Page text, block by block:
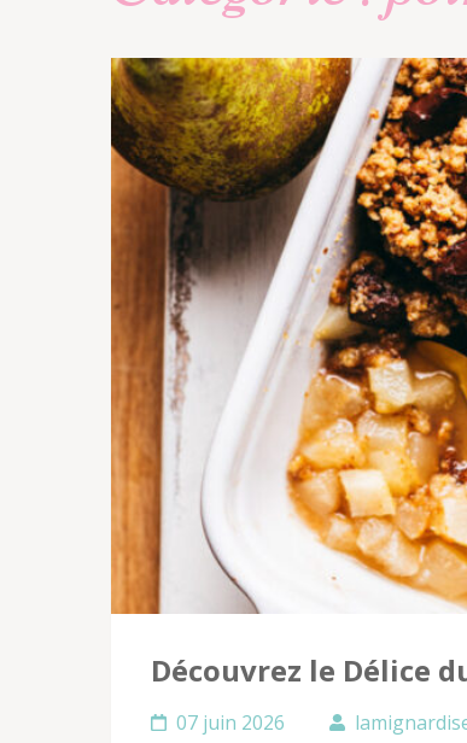
Découvrez le Délice
07 juin 2026